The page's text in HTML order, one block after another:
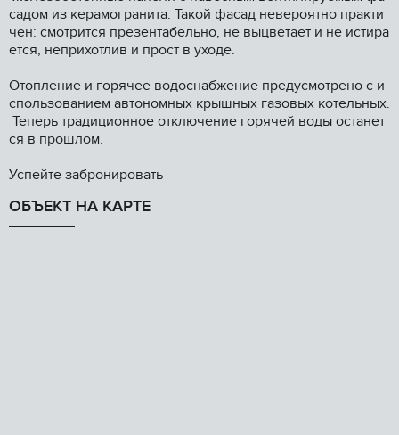
садом из керамогранита. Такой фасад невероятно практи
чен: смотрится презентабельно, не выцветает и не истира
ется, неприхотлив и прост в уходе.
Отопление и горячее водоснабжение предусмотрено с и
спользованием автономных крышных газовых котельных.
Теперь традиционное отключение горячей воды останет
ся в прошлом.
Успейте забронировать
ОБЪЕКТ НА КАРТЕ